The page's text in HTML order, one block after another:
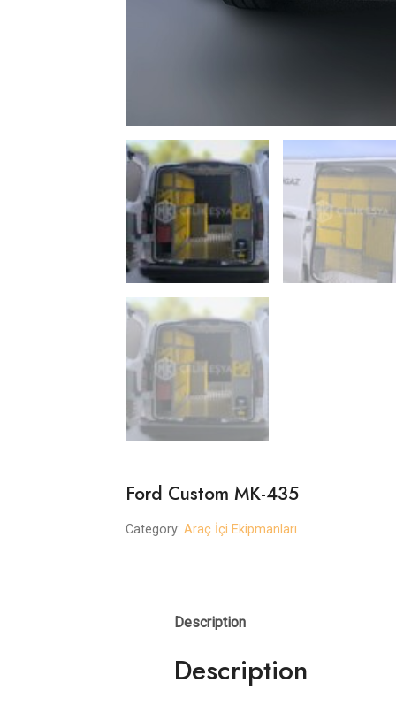
Ford Custom MK-435
Category: Araç İçi Ekipmanları
Description
Description